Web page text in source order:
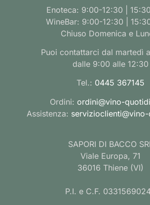
Enoteca: 9:00-12:30 |
WineBar: 9:00-12:30 |
Chiuso Domenica e
Puoi contattarci dal martedì
dalle 9:00 alle 12:30
Tel.: 0445 367145
Ordini: ordini@vino-
Assistenza:
SAPORI DI BACCO
Viale Europa, 71
36016 Thiene (VI)
P.I. e C.F.